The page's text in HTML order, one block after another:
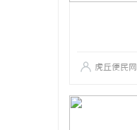
虎丘便民网